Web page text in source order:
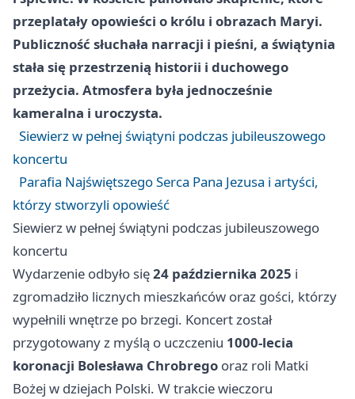
przeplatały opowieści o królu i obrazach Maryi.
Publiczność słuchała narracji i pieśni, a świątynia
stała się przestrzenią historii i duchowego
przeżycia. Atmosfera była jednocześnie
kameralna i uroczysta.
Siewierz w pełnej świątyni podczas jubileuszowego
koncertu
Parafia Najświętszego Serca Pana Jezusa i artyści,
którzy stworzyli opowieść
Siewierz w pełnej świątyni podczas jubileuszowego
koncertu
Wydarzenie odbyło się24 października 2025 i
zgromadziło licznych mieszkańców oraz gości, którzy
wypełnili wnętrze po brzegi. Koncert został
przygotowany z myślą o uczczeniu 1000-lecia
koronacji Bolesława Chrobrego oraz roli Matki
Bożej w dziejach Polski. W trakcie wieczoru